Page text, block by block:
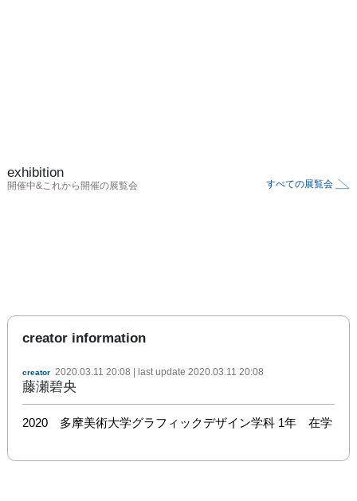
exhibition
開催中&これから開催の展覧会 すべての展覧会
creator information
creator 2020.03.11 20:08 | last update 2020.03.11 20:08
藤瀬碧央
2020　多摩美術大学グラフィックデザイン学科 1年　在学